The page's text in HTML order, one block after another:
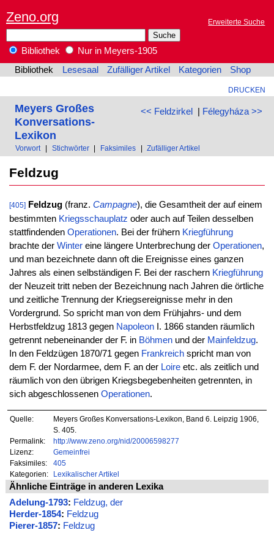
Zeno.org Erweiterte Suche
Bibliothek
Nur in Meyers-1905
Bibliothek
Lesesaal Zufälliger Artikel Kategorien Shop
DRUCKEN
<< Feldzirkel| Félegyháza >>
Meyers Großes
Konversations-
Lexikon
Vorwort Stichwörter Faksimiles Zufälliger Artikel
Feldzug
[405] Feldzug(franz. Campagne), die Gesamtheit der auf einem
bestimmten Kriegsschauplatz oder auch auf Teilen desselben
stattfindenden Operationen. Bei der frühern Kriegführung
brachte der Wintereine längere Unterbrechung der Operationen,
und man bezeichnete dann oft die Ereignisse eines ganzen
Jahres als einen selbständigen F. Bei der raschern Kriegführung
der Neuzeit tritt neben der Bezeichnung nach Jahren die örtliche
und zeitliche Trennung der Kriegsereignisse mehr in den
Vordergrund. So spricht man von dem Frühjahrs- und dem
Herbstfeldzug 1813 gegen NapoleonI. 1866 standen räumlich
getrennt nebeneinander der F. in Böhmenund der Mainfeldzug.
In den Feldzügen 1870/71 gegen Frankreichspricht man von
dem F. der Nordarmee, dem F. an der Loireetc. als zeitlich und
räumlich von den übrigen Kriegsbegebenheiten getrennten, in
sich abgeschlossenen Operationen.
Quelle:
Meyers Großes Konversations-Lexikon, Band 6. Leipzig 1906,
S. 405.
Permalink:
http://www.zeno.org/nid/20006598277
Lizenz:
Gemeinfrei
Faksimiles:
405
Kategorien:
Lexikalischer Artikel
Ähnliche Einträge in anderen Lexika
Adelung-1793: Feldzug, der
Herder-1854: Feldzug
Pierer-1857: Feldzug